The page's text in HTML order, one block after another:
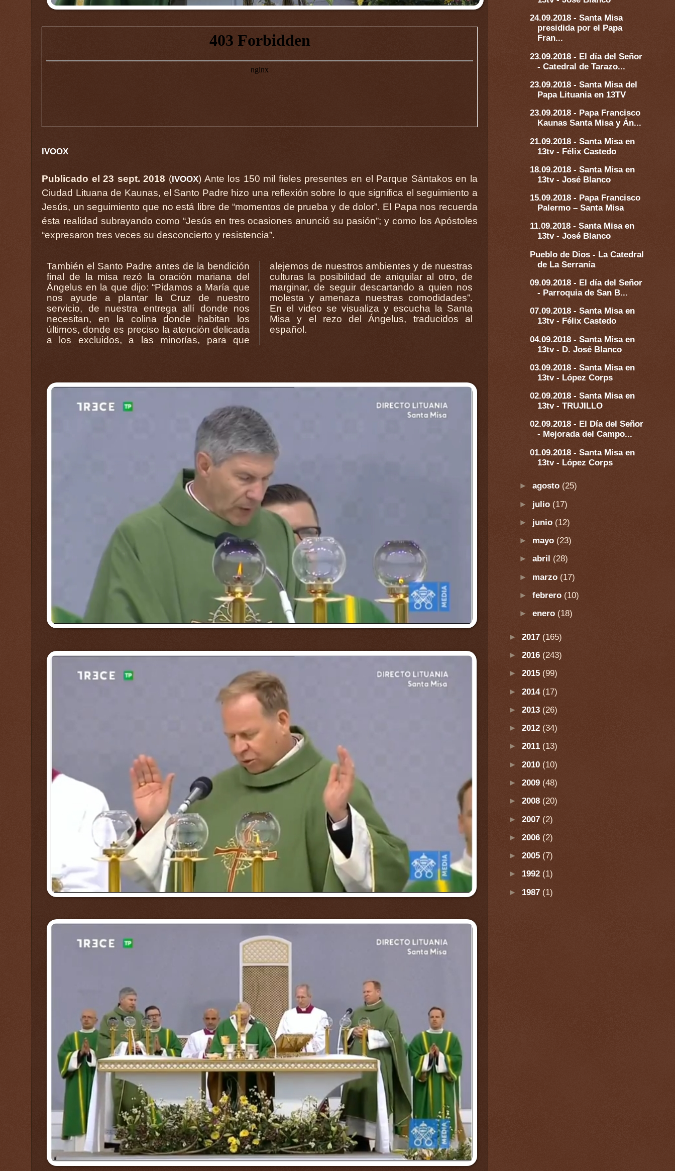
IVOOX
Publicado el 23 sept. 2018 (IVOOX) Ante los 150 mil fieles presentes en el Parque Sàntakos en la
Ciudad Lituana de Kaunas, el Santo Padre hizo una reflexión sobre lo que significa el seguimiento a
Jesús, un seguimiento que no está libre de “momentos de prueba y de dolor”. El Papa nos recuerda
ésta realidad subrayando como “Jesús en tres ocasiones anunció su pasión”; y como los Apóstoles
“expresaron tres veces su desconcierto y resistencia”.
También el Santo Padre antes de la bendición
final de la misa rezó la oración mariana del
Ángelus en la que dijo: “Pidamos a María que
nos ayude a plantar la Cruz de nuestro
servicio, de nuestra entrega allí donde nos
necesitan, en la colina donde habitan los
últimos, donde es preciso la atención delicada
a los excluidos, a las minorías, para que
alejemos de nuestros ambientes y de nuestras
culturas la posibilidad de aniquilar al otro, de
marginar, de seguir descartando a quien nos
molesta y amenaza nuestras comodidades”.
En el video se visualiza y escucha la Santa
Misa y el rezo del Ángelus, traducidos al
español.
24.09.2018 - Santa Misa
presidida por el Papa
Fran...
23.09.2018 - El día del Señor
- Catedral de Tarazo...
23.09.2018 - Santa Misa del
Papa Lituania en 13TV
23.09.2018 - Papa Francisco
Kaunas Santa Misa y Án...
21.09.2018 - Santa Misa en
13tv - Félix Castedo
18.09.2018 - Santa Misa en
13tv - José Blanco
15.09.2018 - Papa Francisco
Palermo – Santa Misa
11.09.2018 - Santa Misa en
13tv - José Blanco
Pueblo de Dios - La Catedral
de La Serranía
09.09.2018 - El día del Señor
- Parroquia de San B...
07.09.2018 - Santa Misa en
13tv - Félix Castedo
04.09.2018 - Santa Misa en
13tv - D. José Blanco
03.09.2018 - Santa Misa en
13tv - López Corps
02.09.2018 - Santa Misa en
13tv - TRUJILLO
02.09.2018 - El Día del Señor
- Mejorada del Campo...
01.09.2018 - Santa Misa en
13tv - López Corps
► agosto (25)
► julio (17)
► junio (12)
► mayo (23)
► abril (28)
► marzo (17)
► febrero (10)
► enero (18)
► 2017 (165)
► 2016 (243)
► 2015 (99)
► 2014 (17)
► 2013 (26)
► 2012 (34)
► 2011 (13)
► 2010 (10)
► 2009 (48)
► 2008 (20)
► 2007 (2)
► 2006 (2)
► 2005 (7)
► 1992 (1)
► 1987 (1)